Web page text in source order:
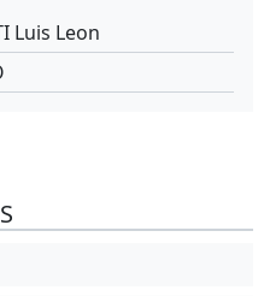
Luis Leon